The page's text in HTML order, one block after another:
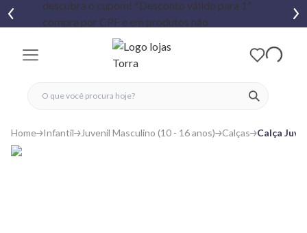
ver
fechar menu
fechar menu
favoritos
Home Infantil Juvenil Masculino (10 - 16 anos) Calças Calça